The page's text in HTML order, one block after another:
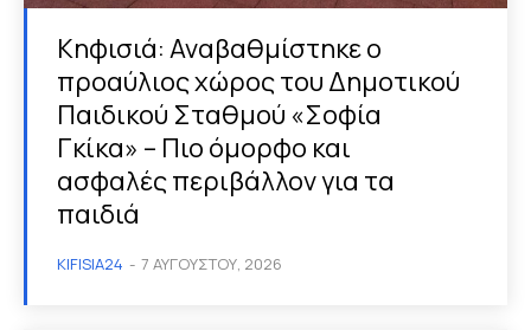
Κηφισιά: Αναβαθμίστηκε ο
προαύλιος χώρος του Δημοτικού
Παιδικού Σταθμού «Σοφία
Γκίκα» – Πιο όμορφο και
ασφαλές περιβάλλον για τα
παιδιά
KIFISIA24 - 7 ΑΥΓΟΎΣΤΟΥ, 2026